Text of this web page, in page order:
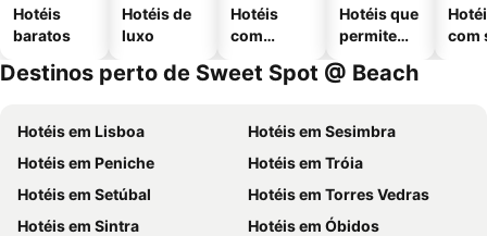
Hotéis
baratos
Hotéis de
luxo
Hotéis
com
Hotéis que
permitem
com
Destinos perto de Sweet Spot @ Beach
Hotéis em Lisboa
Hotéis em Sesimbra
Hotéis em Peniche
Hotéis em Tróia
Hotéis em Setúbal
Hotéis em Torres Vedras
Hotéis em Sintra
Hotéis em Óbidos